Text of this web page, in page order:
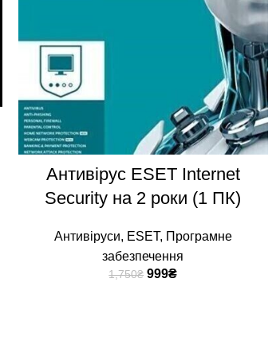
Антивірус ESET Internet
Security на 2 роки (1 ПК)
Антивіруси, ESET, Програмне
забезпечення
1,750₴ 999₴